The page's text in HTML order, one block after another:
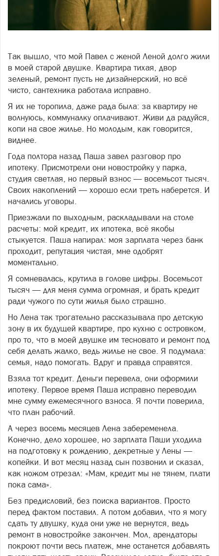
Так вышло, что мой Павел с женой Леной долго жили
в моей старой двушке. Квартира тихая, двор
зеленый, ремонт пусть не дизайнерский, но всё
чисто, сантехника работала исправно.
Я их не торопила, даже рада была: за квартиру не
волнуюсь, коммуналку оплачивают. Живи да радуйся,
копи на свое жилье. Но молодым, как говорится,
виднее.
Года полтора назад Паша завел разговор про
ипотеку. Присмотрели они новостройку у парка,
студия светлая, но первый взнос — восемьсот тысяч.
Своих накоплений — хорошо если треть наберется. И
начались уговоры.
Приезжали по выходным, раскладывали на столе
расчеты: мой кредит, их ипотека, всё якобы
стыкуется. Паша напирал: моя зарплата через банк
проходит, репутация чистая, мне одобрят
моментально.
Я сомневалась, крутила в голове цифры. Восемьсот
тысяч — для меня сумма огромная, и брать кредит
ради чужого по сути жилья было страшно.
Но Лена так трогательно рассказывала про детскую
зону в их будущей квартире, про кухню с островком,
про то, что в моей двушке им тесновато и ремонт под
себя делать жалко, ведь жилье не свое. Я подумала:
семья, надо помогать. Вдруг и правда справятся.
Взяла тот кредит. Деньги перевела, они оформили
ипотеку. Первое время Паша исправно переводил
мне сумму ежемесячного взноса. Я почти поверила,
что план рабочий.
А через восемь месяцев Лена забеременела.
Конечно, дело хорошее, но зарплата Паши уходила
на подготовку к рождению, декретные у Лены —
копейки. И вот месяц назад сын позвонил и сказал,
как ножом отрезал: «Мам, кредит мы не тянем, плати
пока сама».
Без предисловий, без поиска вариантов. Просто
перед фактом поставил. А потом добавил, что я могу
сдать ту двушку, куда они уже не вернутся, ведь
ремонт в новостройке закончен. Мол, арендаторы
покроют почти весь платеж, мне останется добавлять